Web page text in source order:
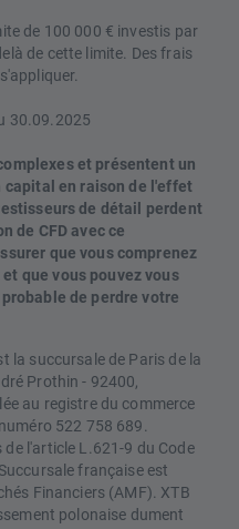
de 100 000 € investis par
de cette limite. Des frais
30.09.2025
et présentent un
capital en raison de l'effet
de détail perdent
de CFD avec ce
que vous comprenez
que vous pouvez vous
de perdre votre
la succursale de Paris de la
Prothin - 92400,
au registre du commerce
522 758 689.
l'article L.621-9 du Code
française est
Financiers (AMF). XTB
polonaise dument